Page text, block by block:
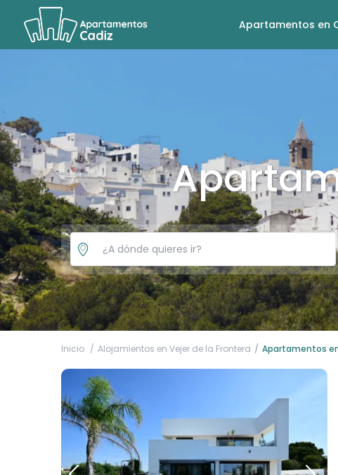
Apartamentos en
Inicio Alojamientos en Vejer de la Frontera Apartamentos